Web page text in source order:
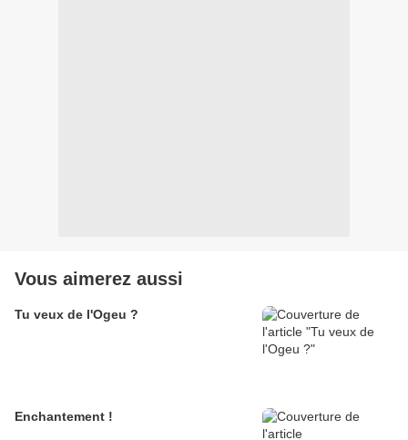
Vous aimerez aussi
Tu veux de l'Ogeu ?
Enchantement !